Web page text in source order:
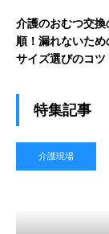
介護のおむつ交換
順！漏れないた
サイズ選びのコツ
特集記事
介護現場